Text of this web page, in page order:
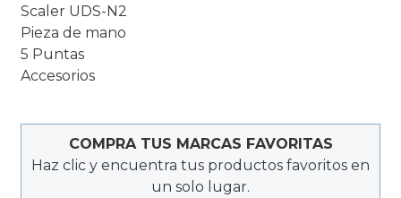
Scaler UDS-N2
Pieza de mano
5 Puntas
Accesorios
COMPRA TUS MARCAS FAVORITAS
Haz clic y encuentra tus productos favoritos en
un solo lugar.